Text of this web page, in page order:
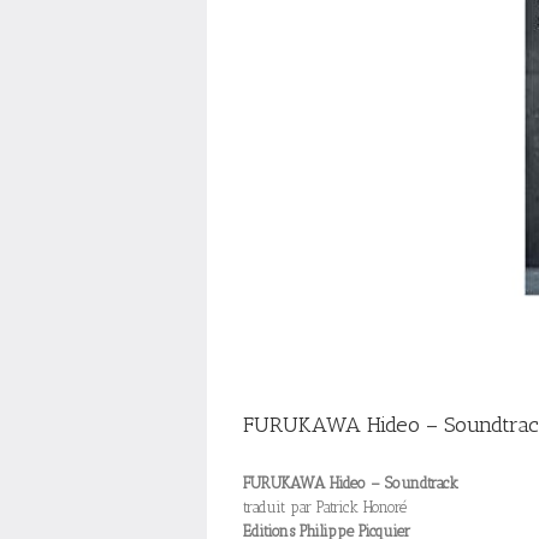
FURUKAWA Hideo –
FURUKAWA Hideo – Soundtrack
traduit par Patrick Honoré
Editions Philippe Picquier